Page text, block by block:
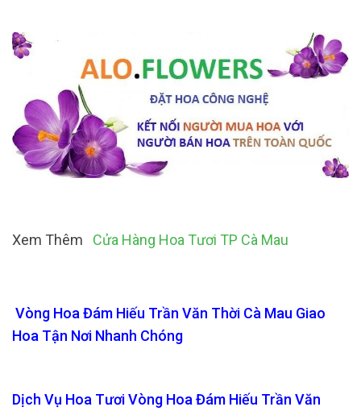
Xem Thêm Cửa Hàng Hoa Tươi TP Cà Mau
Vòng Hoa Đám Hiếu Trần Văn Thời Cà Mau Giao
Hoa Tận Nơi Nhanh Chóng
Dịch Vụ Hoa Tươi Vòng Hoa Đám Hiếu Trần Văn